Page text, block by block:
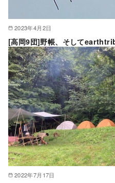
2023年4月2日
[高岡9団]野帳、そして
2022年7月17日